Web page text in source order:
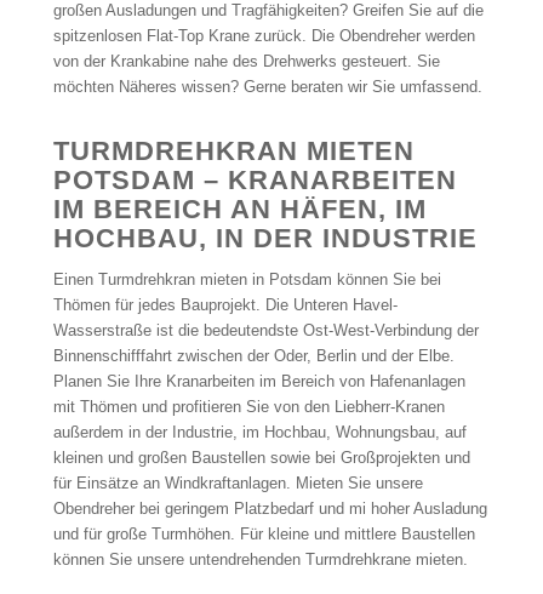
großen Ausladungen und Tragfähigkeiten? Greifen Sie auf die
spitzenlosen Flat-Top Krane zurück. Die Obendreher werden
von der Krankabine nahe des Drehwerks gesteuert. Sie
möchten Näheres wissen? Gerne beraten wir Sie umfassend.
TURMDREHKRAN MIETEN
POTSDAM – KRANARBEITEN
IM BEREICH AN HÄFEN, IM
HOCHBAU, IN DER INDUSTRIE
Einen Turmdrehkran mieten in Potsdam können Sie bei
Thömen für jedes Bauprojekt. Die Unteren Havel-
Wasserstraße ist die bedeutendste Ost-West-Verbindung der
Binnenschifffahrt zwischen der Oder, Berlin und der Elbe.
Planen Sie Ihre Kranarbeiten im Bereich von Hafenanlagen
mit Thömen und profitieren Sie von den Liebherr-Kranen
außerdem in der Industrie, im Hochbau, Wohnungsbau, auf
kleinen und großen Baustellen sowie bei Großprojekten und
für Einsätze an Windkraftanlagen. Mieten Sie unsere
Obendreher bei geringem Platzbedarf und mi hoher Ausladung
und für große Turmhöhen. Für kleine und mittlere Baustellen
können Sie unsere untendrehenden Turmdrehkrane mieten.